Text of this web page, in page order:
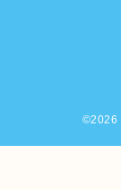
©2026